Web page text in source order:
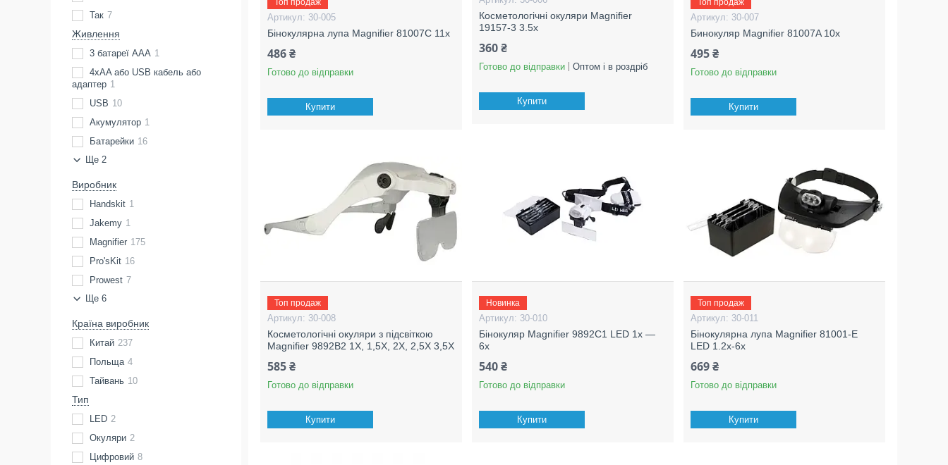
Топ продаж
30-005
Бінокулярна лупа Magnifier 81007C 11x
486 ₴
Готово до відправки
Купити
Косметологічні окуляри Magnifier
19157-3 3.5x
360 ₴
Готово до відправки Оптом і в роздріб
Купити
Топ продаж
30-007
Бинокуляр Magnifier 81007A 10х
495 ₴
Готово до відправки
Купити
Топ продаж
30-008
Косметологічні окуляри з підсвіткою
Magnifier 9892B2 1Х, 1,5Х, 2Х, 2,5Х 3,5Х
585 ₴
Готово до відправки
Купити
Новинка
30-010
Бінокуляр Magnifier 9892C1 LED 1x —
6x
540 ₴
Готово до відправки
Купити
Топ продаж
30-011
Бінокулярна лупа Magnifier 81001-E
LED 1.2x-6x
669 ₴
Готово до відправки
Купити
Так 7
Живлення
3 батареї ААА 1
4xAA або USB кабель або
адаптер 1
USB 10
Акумулятор 1
Батарейки 16
Ще 2
Виробник
Handskit 1
Jakemy 1
Magnifier 175
Pro'sKit 16
Prowest 7
Ще 6
Країна виробник
Китай 237
Польща 4
Тайвань 10
Тип
LED 2
Окуляри 2
Цифровий 8